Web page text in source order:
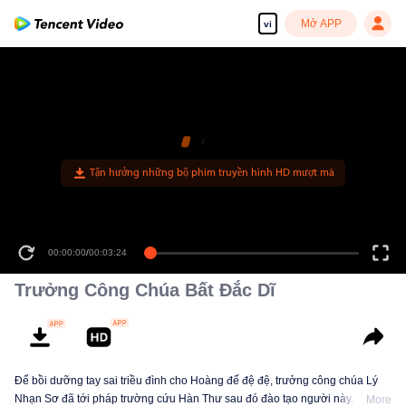
vi Mở APP
Tận hưởng những bộ phim truyền hình HD mượt mà
00:00:00/00:03:24
Trưởng Công Chúa Bất Đắc Dĩ
Để bồi dưỡng tay sai triều đình cho Hoàng đế đệ đệ, trưởng công chúa Lý
Nhạn Sơ đã tới pháp trường cứu Hàn Thư sau đó đào tạo người này. KhiMore